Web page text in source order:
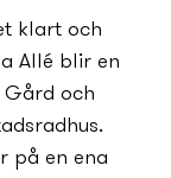
klart och
Allé blir en
och
på en ena